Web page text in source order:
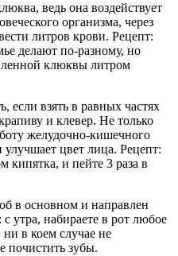
ведь она воздействует
организма, через
литров крови. Рецепт:
делают по-разному, но
клюквы литром
если взять в равных частях
и клевер. Не только
желудочно-кишечного
цвет лица. Рецепт:
кипятка, и пейте 3 раза в
в основном и направлен
утра, набираете в рот любое
ни в коем случае не
почистить зубы.